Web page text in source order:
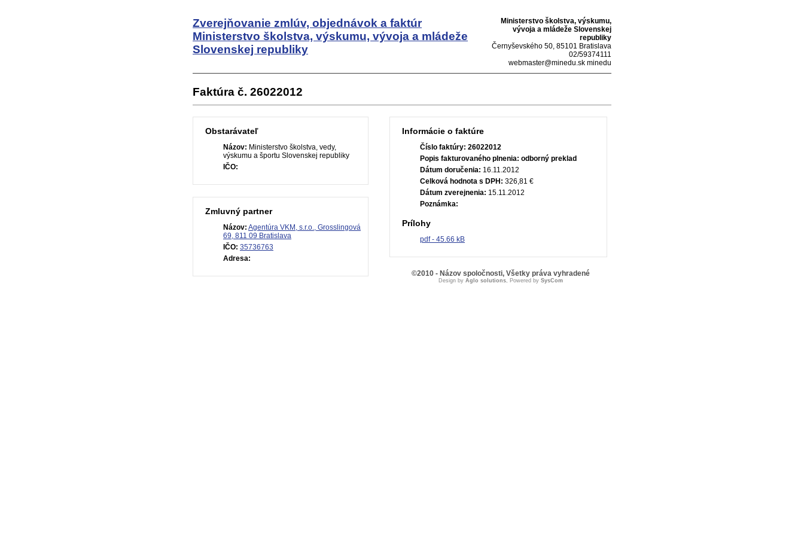
Zverejňovanie zmlúv, objednávok a faktúr
Ministerstvo školstva, výskumu, vývoja a mládeže
Slovenskej republiky
Ministerstvo školstva, výskumu,
vývoja a mládeže Slovenskej
republiky
Černyševského 50, 85101 Bratislava
02/59374111
webmaster@minedu.sk minedu
Faktúra č. 26022012
Obstarávateľ
Názov: Ministerstvo školstva, vedy,
výskumu a športu Slovenskej republiky
IČO:
Zmluvný partner
Názov: Agentúra VKM, s.r.o., Grosslingová
69, 811 09 Bratislava
IČO: 35736763
Adresa:
Informácie o faktúre
Číslo faktúry: 26022012
Popis fakturovaného plnenia: odborný preklad
Dátum doručenia: 16.11.2012
Celková hodnota s DPH: 326,81 €
Dátum zverejnenia: 15.11.2012
Poznámka:
Prílohy
pdf - 45.66 kB
©2010 - Názov spoločnosti, Všetky práva vyhradené
Design by Aglo solutions, Powered by SysCom